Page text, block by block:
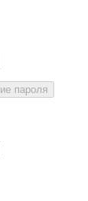
пароля